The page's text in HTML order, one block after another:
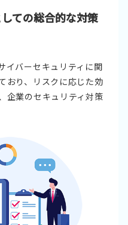
ての総合的な対策
イバーセキュリティに関
おり、リスクに応じた効
企業のセキュリティ対策